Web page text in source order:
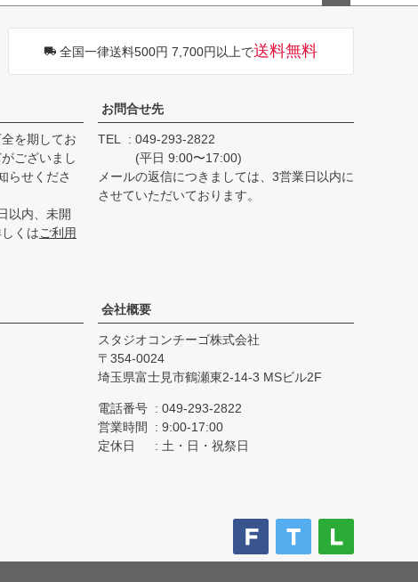
へ
全国一律送料500円 7,700円以上で送料無料
を期してお
ございまし
らせくださ
以内、未開
くはご利用
お問合せ先
TEL
049-293-2822
(平日 9:00〜17:00)
メールの返信につきましては、3営業日以内に
させていただいております。
会社概要
スタジオコンチーゴ株式会社
354-0024
埼玉県富士見市鶴瀬東2-14-3 MSビル2F
電話番号
049-293-2822
営業時間
9:00-17:00
定休日
土・日・祝祭日